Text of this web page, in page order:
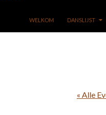
WELKOM
DANSLIJST
« Alle